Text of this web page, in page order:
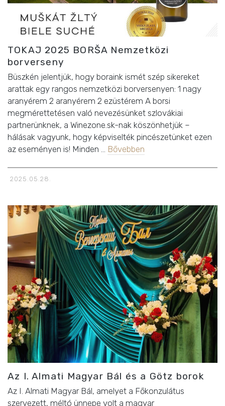
TOKAJ 2025 BORŠA Nemzetközi
borverseny
Büszkén jelentjük, hogy boraink ismét szép sikereket
arattak egy rangos nemzetközi borversenyen: 1 nagy
aranyérem 2 aranyérem 2 ezüstérem A borsi
megmérettetésen való nevezésünket szlovákiai
partnerünknek, a Winezone.sk-nak köszönhetjük –
hálásak vagyunk, hogy képviselték pincészetünket ezen
az eseményen is! Minden … Bővebben
2025.05.28.
Az I. Almati Magyar Bál és a Götz borok
Az I. Almati Magyar Bál, amelyet a Főkonzulátus
szervezett, méltó ünnepe volt a magyar